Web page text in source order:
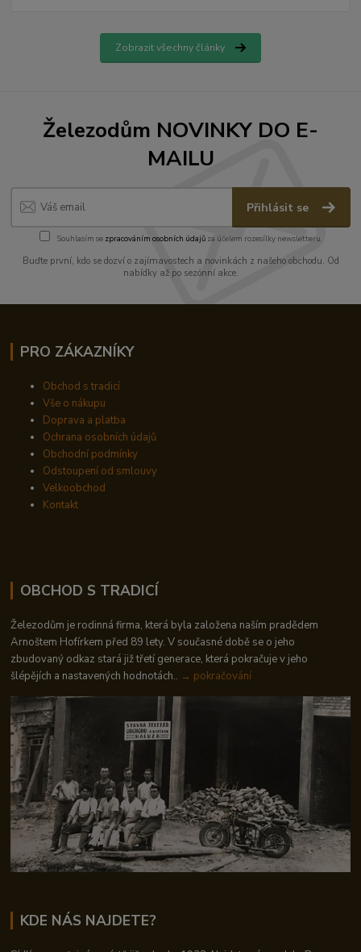
Zobrazit všechny články
Železodům NOVINKY DO E-
MAILU
Přihlásit se
Souhlasím se zpracováním osobních údajůza účelem rozesílky newsletteru.
Buďte první, kdo se dozví o zajímavostech a novinkách z našeho obchodu. Od
nabídky až po sezónní akce.
PRO ZÁKAZNÍKY
Obchod s tradicí
Vše o nákupu
Doprava a platba
Ochrana osobních údajů
Obchodní podmínky
Odstoupení od smlouvy
Velkoobchod
Kontakt
OBCHOD S TRADICÍ
Železodům je rodinná firma, která byla založena naším pradědem
Arnoštem Hofírkem před 89 lety. V současné době se o jeho
zbudovaný odkaz stará již třetí generace, která pokračuje v jeho
šlépějích a nastavených hodnotách.. → pokračování
KDE NÁS NAJDETE?